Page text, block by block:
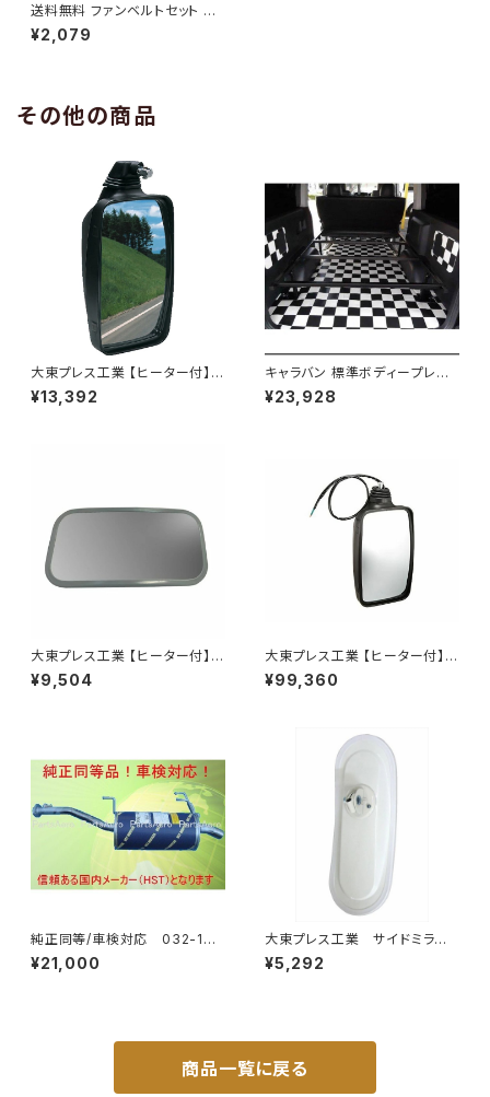
送料無料 ファンベルトセット マ
ツダ ラピュタ 型式HP12S H13.
04～H13.10 （国内トップメーカ
¥2,079
その他の商品
大東プレス工業 【ヒーター付】ハ
イウェイミラー ヒーター付 100
¥13,392
キャラバン 標準ボディープレミ
アムＧＸ/ＧＸライダ～用ベッドキ
ットフレーム GZ100-1
¥23,928
大東プレス工業 【ヒーター付】サ
イドミラー/バックミラーJ08 DI
-7Z
¥9,504
大東プレス工業 【ヒーター付】ハ
イウェイミラー リモコン+ヒータ
ー付 DI-6021CXE
¥99,360
純正同等/車検対応 032-132
タウンエース ライトエース トラ
ック
¥21,000
大東プレス工業 サイドミラー/
バックミラーH400 小判 DI-
8 DI-8
¥5,292
商品一覧に戻る